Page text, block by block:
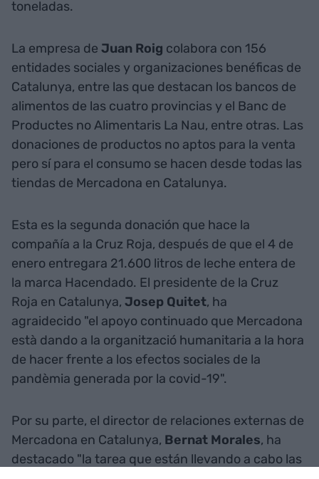
toneladas.
La empresa de Juan Roig colabora con 156
entidades sociales y organizaciones benéficas de
Catalunya, entre las que destacan los bancos de
alimentos de las cuatro provincias y el Banc de
Productes no Alimentaris La Nau, entre otras. Las
donaciones de productos no aptos para la venta
pero sí para el consumo se hacen desde todas las
tiendas de Mercadona en Catalunya.
Esta es la segunda donación que hace la
compañía a la Cruz Roja, después de que el 4 de
enero entregara 21.600 litros de leche entera de
la marca Hacendado. El presidente de la Cruz
Roja en Catalunya, Josep Quitet, ha
agraidecido "el apoyo continuado que Mercadona
està dando a la organització humanitaria a la hora
de hacer frente a los efectos sociales de la
pandèmia generada por la covid-19".
Por su parte, el director de relaciones externas de
Mercadona en Catalunya, Bernat Morales, ha
destacado "la tarea que están llevando a cabo las